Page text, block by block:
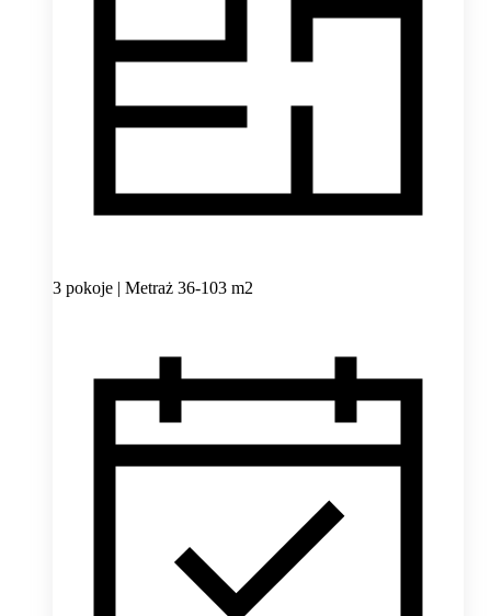
3 pokoje | Metraż 36-103 m2